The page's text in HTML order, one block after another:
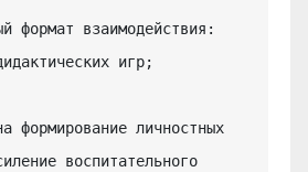
формат взаимодействия:
игр;
формирование личностных
воспитательного